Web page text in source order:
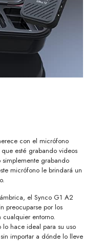
con el micrófono
esté grabando videos
simplemente grabando
micrófono le brindará un
el Synco G1 A2
preocuparse por los
entorno.
hace ideal para su uso
importar a dónde lo lleve